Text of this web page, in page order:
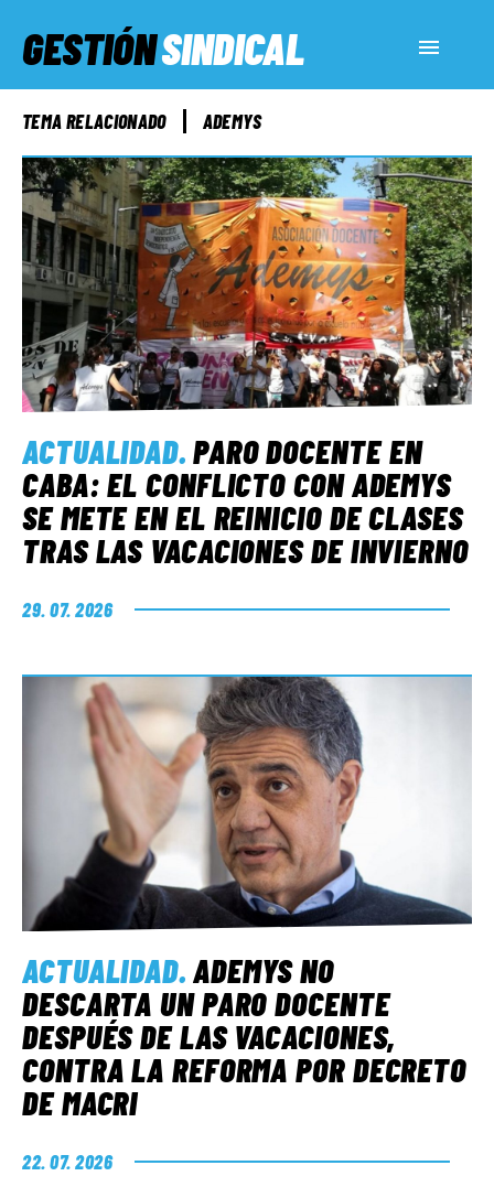
GESTIÓNSINDICAL
ACTUALIDAD
SERVICIOS SOCIALES
INFORMES ESPECIALES
FUERA DE MEGÁFONO
EL LADO «G»
TEMA RELACIONADO ADEMYS
ACTUALIDAD.PARO DOCENTE EN
CABA: EL CONFLICTO CON ADEMYS
SE METE EN EL REINICIO DE CLASES
TRAS LAS VACACIONES DE INVIERNO
29. 07. 2026
ACTUALIDAD.ADEMYS NO
DESCARTA UN PARO DOCENTE
DESPUÉS DE LAS VACACIONES,
CONTRA LA REFORMA POR DECRETO
DE MACRI
22. 07. 2026